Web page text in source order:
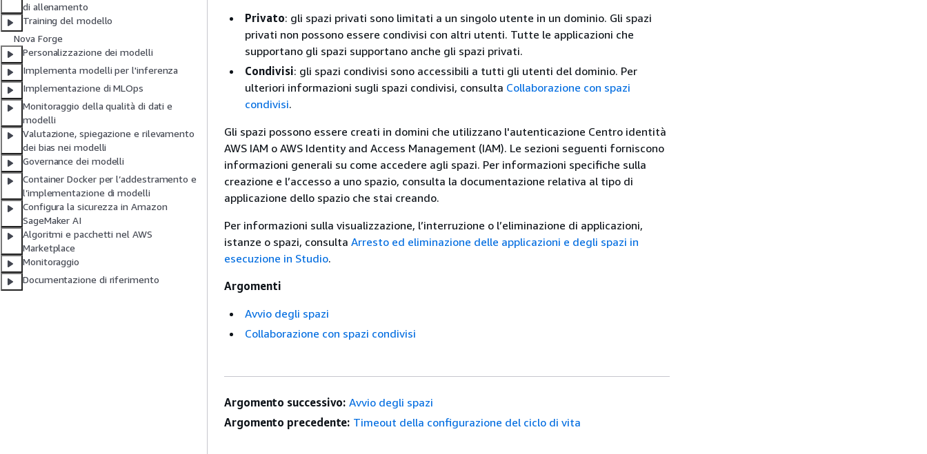
di allenamento
Training del modello
Nova Forge
Personalizzazione dei modelli
Implementa modelli per l'inferenza
Implementazione di MLOps
Monitoraggio della qualità di dati e
modelli
Valutazione, spiegazione e rilevamento
dei bias nei modelli
Governance dei modelli
Container Docker per l’addestramento e
l’implementazione di modelli
Configura la sicurezza in Amazon
SageMaker AI
Algoritmi e pacchetti nel AWS
Marketplace
Monitoraggio
Documentazione di riferimento
Privato: gli spazi privati sono limitati a un singolo utente in un dominio. Gli spazi
privati non possono essere condivisi con altri utenti. Tutte le applicazioni che
supportano gli spazi supportano anche gli spazi privati.
Condivisi: gli spazi condivisi sono accessibili a tutti gli utenti del dominio. Per
ulteriori informazioni sugli spazi condivisi, consulta Collaborazione con spazi
condivisi.
Gli spazi possono essere creati in domini che utilizzano l'autenticazione Centro identità
AWS IAM o AWS Identity and Access Management (IAM). Le sezioni seguenti forniscono
informazioni generali su come accedere agli spazi. Per informazioni specifiche sulla
creazione e l’accesso a uno spazio, consulta la documentazione relativa al tipo di
applicazione dello spazio che stai creando.
Per informazioni sulla visualizzazione, l’interruzione o l’eliminazione di applicazioni,
istanze o spazi, consulta Arresto ed eliminazione delle applicazioni e degli spazi in
esecuzione in Studio.
Argomenti
Avvio degli spazi
Collaborazione con spazi condivisi
Argomento successivo: Avvio degli spazi
Argomento precedente: Timeout della configurazione del ciclo di vita